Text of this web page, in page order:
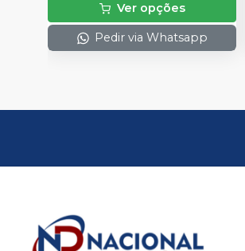
Ver opções
Pedir via Whatsapp